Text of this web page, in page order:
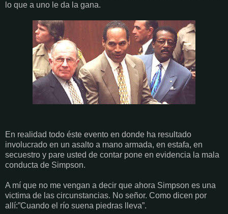
lo que a uno le da la gana.
En realidad todo éste evento en donde ha resultado
involucrado en un asalto a mano armada, en estafa, en
secuestro y pare usted de contar pone en evidencia la mala
conducta de Simpson.
A mí que no me vengan a decir que ahora Simpson es una
victima de las circunstancias. No señor. Como dicen por
allí:”Cuando el río suena piedras lleva”.